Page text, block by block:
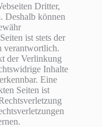
Dritter,
Deshalb können
ist stets der
verantwortlich.
der Verlinkung
Inhalte
Eine
Seiten ist